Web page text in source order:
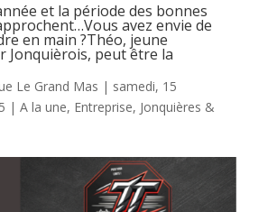
et la période des bonnes
avez envie de
en main ?Théo, jeune
Jonquièrois, peut être la
Le Grand Mas | samedi, 15
| A la une, Entreprise, Jonquières &